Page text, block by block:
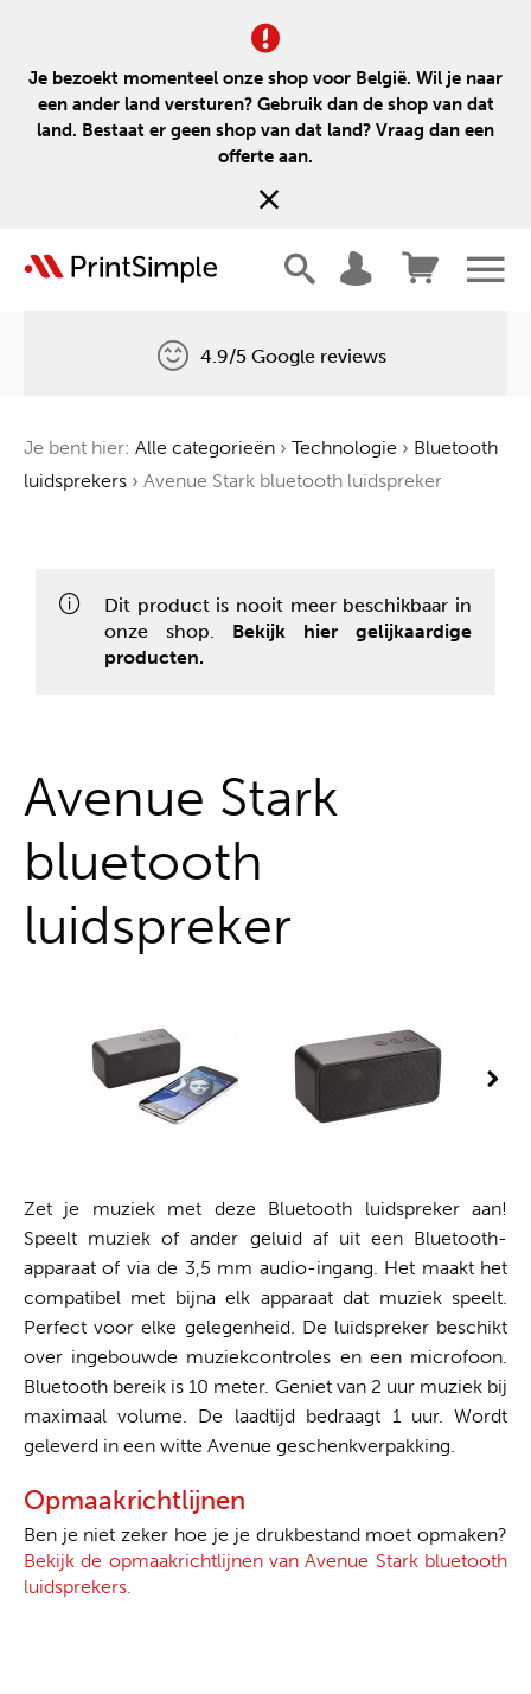
Je bezoekt momenteel onze shop voor België. Wil je naar
een ander land versturen? Gebruik dan de shop van dat
land. Bestaat er geen shop van dat land? Vraag dan een
offerte aan.
Één boom voor elke bestelling
4.9/5 Google reviews
Je bent hier: Alle categorieën › Technologie › Bluetooth
luidsprekers › Avenue Stark bluetooth luidspreker
Dit product is nooit meer beschikbaar in
onze shop. Bekijk hier gelijkaardige
producten.
Avenue Stark
bluetooth
luidspreker
Zet je muziek met deze Bluetooth luidspreker aan!
Speelt muziek of ander geluid af uit een Bluetooth-
apparaat of via de 3,5 mm audio-ingang. Het maakt het
compatibel met bijna elk apparaat dat muziek speelt.
Perfect voor elke gelegenheid. De luidspreker beschikt
over ingebouwde muziekcontroles en een microfoon.
Bluetooth bereik is 10 meter. Geniet van 2 uur muziek bij
maximaal volume. De laadtijd bedraagt 1 uur. Wordt
geleverd in een witte Avenue geschenkverpakking.
Opmaakrichtlijnen
Ben je niet zeker hoe je je drukbestand moet opmaken?
Bekijk de opmaakrichtlijnen van Avenue Stark bluetooth
luidsprekers.